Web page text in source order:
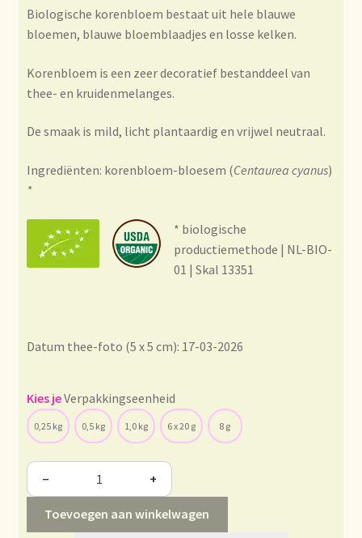
Certificats biologiques
Commande et délai de livraison
Condiciones generales
Conditions générales
Contact
Contacto
Datenschutzerklärung
Declaración de privacidad
Déclaration de confidentialité
Biologische korenbloem bestaat uit hele blauwe
bloemen, blauwe bloemblaadjes en losse kelken.
Korenbloem is een zeer decoratief bestanddeel van
thee- en kruidenmelanges.
De smaak is mild, licht plantaardig en vrijwel neutraal.
Ingrediënten: korenbloem-bloesem (Centaurea cyanus)
*
* biologische
productiemethode | NL-BIO-
01 | Skal 13351
Datum thee-foto (5 x 5 cm): 17-03-2026
Verpakkingseenheid
0,25 kg 0,5 kg 1,0 kg 6 x 20 g 8 g
− +
Toevoegen aan winkelwagen